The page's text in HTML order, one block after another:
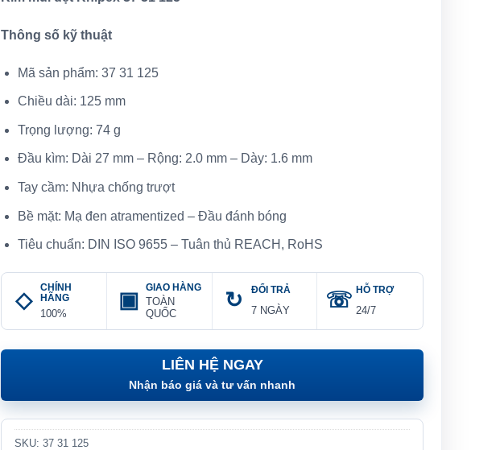
Thông số kỹ thuật
Mã sản phẩm: 37 31 125
Chiều dài: 125 mm
Trọng lượng: 74 g
Đầu kìm: Dài 27 mm – Rộng: 2.0 mm – Dày: 1.6 mm
Tay cầm: Nhựa chống trượt
Bề mặt: Mạ đen atramentized – Đầu đánh bóng
Tiêu chuẩn: DIN ISO 9655 – Tuân thủ REACH, RoHS
CHÍNH
HÃNG
100%
GIAO HÀNG
TOÀN
QUỐC
ĐỔI TRẢ
7 NGÀY
HỖ TRỢ
24/7
LIÊN HỆ NGAY
Nhận báo giá và tư vấn nhanh
SKU:37 31 125